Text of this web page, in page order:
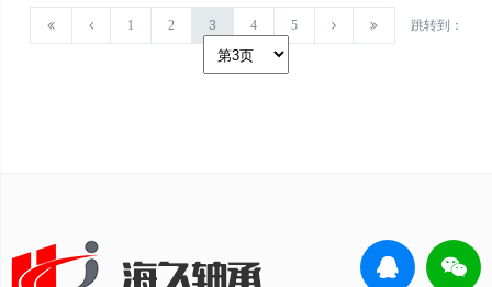
1 2 3 4 5 跳转到：